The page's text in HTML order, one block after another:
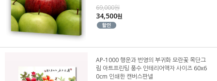
69,000원
34,500원
AP-1000 행운과 번영의 부귀화 모란꽃 목단그
림 아트프린팅 풍수 인테리어액자 사이즈 60x6
0cm 인쇄한 캔버스판넬